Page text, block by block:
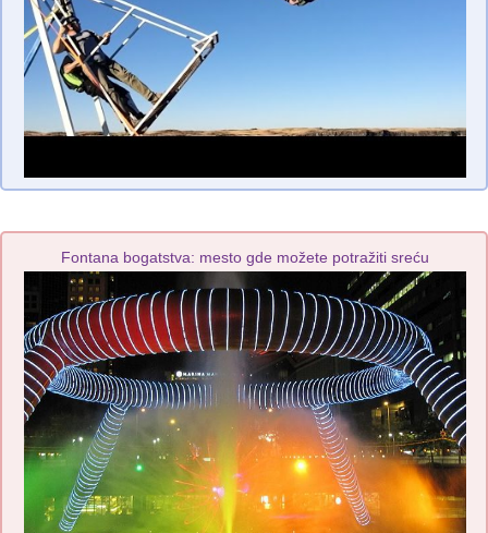
Fontana bogatstva: mesto gde možete potražiti sreću